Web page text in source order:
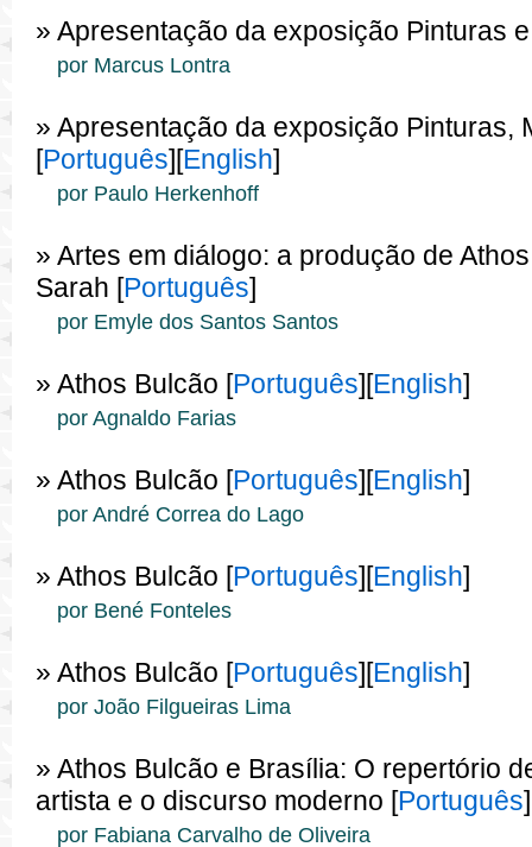
» Apresentação da exposição Pinturas
por Marcus Lontra
» Apresentação da exposição Pinturas,
[Português][English]
por Paulo Herkenhoff
» Artes em diálogo: a produção de
Sarah [Português]
por Emyle dos Santos Santos
» Athos Bulcão [Português][English]
por Agnaldo Farias
» Athos Bulcão [Português][English]
por André Correa do Lago
» Athos Bulcão [Português][English]
por Bené Fonteles
» Athos Bulcão [Português][English]
por João Filgueiras Lima
» Athos Bulcão e Brasília: O repertório
artista e o discurso moderno [Português]
por Fabiana Carvalho de Oliveira